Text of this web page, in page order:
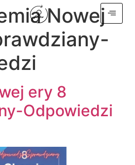
Nowej
ery 8
Odpowiedzi